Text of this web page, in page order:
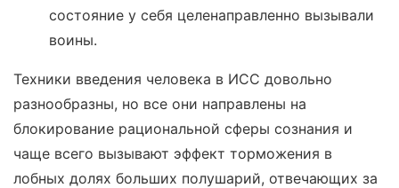
состояние у себя целенаправленно вызывали
воины.
Техники введения человека в ИСС довольно
разнообразны, но все они направлены на
блокирование рациональной сферы сознания и
чаще всего вызывают эффект торможения в
лобных долях больших полушарий, отвечающих за